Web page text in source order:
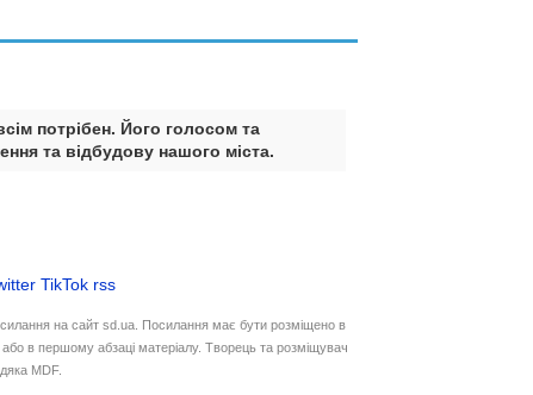
потрібен. Його голосом та
та відбудову нашого міста.
TikTok rss
на сайт sd.ua. Посилання має бути розміщено в
або в першому абзаці матеріалу. Творець та розміщувач
MDF.